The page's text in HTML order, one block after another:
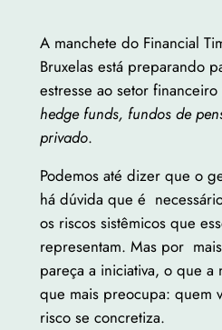
A manchete do Financial
Bruxelas está preparando
estresse ao setor
hedge funds, fundos de
privado.
Podemos até dizer que o
há dúvida que é
os riscos sistêmicos que
representam. Mas por
pareça a iniciativa, o que a
que mais preocupa: quem
risco se concretiza.